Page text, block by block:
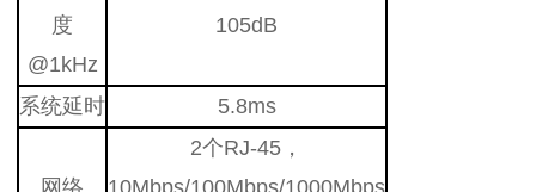
度
@1kHz
105dB
系统延时 5.8ms
2个RJ-45，